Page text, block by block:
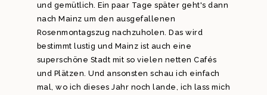
und gemütlich. Ein paar Tage später geht's dann
nach Mainz um den ausgefallenen
Rosenmontagszug nachzuholen. Das wird
bestimmt lustig und Mainz ist auch eine
superschöne Stadt mit so vielen netten Cafés
und Plätzen. Und ansonsten schau ich einfach
mal, wo ich dieses Jahr noch lande, ich lass mich